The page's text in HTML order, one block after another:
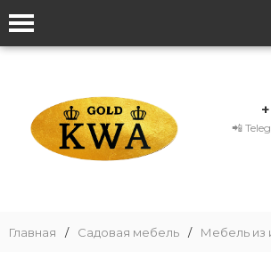
📲
Главная / Садовая мебель / Мебель из